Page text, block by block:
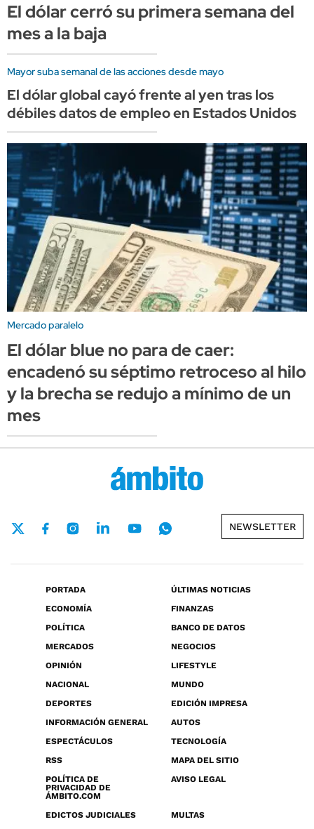
El dólar cerró su primera semana del
mes a la baja
Mayor suba semanal de las acciones desde mayo
El dólar global cayó frente al yen tras los
débiles datos de empleo en Estados Unidos
Mercado paralelo
El dólar blue no para de caer:
encadenó su séptimo retroceso al hilo
y la brecha se redujo a mínimo de un
mes
NEWSLETTER
PORTADA
ÚLTIMAS NOTICIAS
ECONOMÍA
FINANZAS
POLÍTICA
BANCO DE DATOS
MERCADOS
NEGOCIOS
OPINIÓN
LIFESTYLE
NACIONAL
MUNDO
DEPORTES
EDICIÓN IMPRESA
INFORMACIÓN GENERAL
AUTOS
ESPECTÁCULOS
TECNOLOGÍA
RSS
MAPA DEL SITIO
POLÍTICA DE
PRIVACIDAD DE
ÁMBITO.COM
AVISO LEGAL
EDICTOS JUDICIALES MULTAS